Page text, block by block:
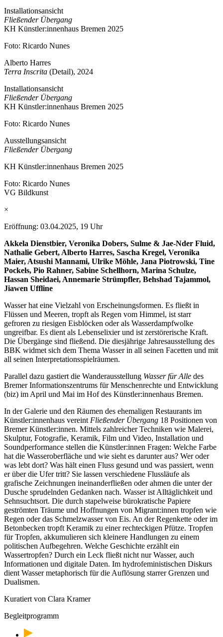
Installationsansicht
Fließender Übergang
KH Künstler:innenhaus Bremen 2025
Foto: Ricardo Nunes
Alberto Harres
Terra Inscrita (Detail), 2024
Installationsansicht
Fließender Übergang
KH Künstler:innenhaus Bremen 2025
Foto: Ricardo Nunes
Ausstellungsansicht
Fließender Übergang
KH Künstler:innenhaus Bremen 2025
Foto: Ricardo Nunes
VG Bildkunst
×
Eröffnung: 03.04.2025, 19 Uhr
Akkela Dienstbier, Veronika Dobers, Sulme & Jae-Nder Fluid,
Nathalie Gebert, Alberto Harres, Sascha Kregel, Veronika
Maier, Atsushi Mannami, Ulrike Möhle, Jana Piotrowski, Tine
Pockels, Pio Rahner, Sabine Schellhorn, Marina Schulze,
Hassan Sheidaei, Annemarie Strümpfler, Behshad Tajammol,
Jiawen Uffline
Wasser hat eine Vielzahl von Erscheinungsformen. Es fließt in
Flüssen und Meeren, tropft als Regen vom Himmel, ist starr
gefroren zu riesigen Eisblöcken oder als Wasserdampfwolke
ungreifbar. Es dient als Lebenselixier und ist zerstörerische Kraft.
Die Übergänge sind fließend. Die diesjährige Jahresausstellung des
BBK widmet sich dem Thema Wasser in all seinen Facetten und mit
all seinen Interpretationsspielräumen.
Parallel dazu gastiert die Wanderausstellung Wasser für Alle des
Bremer Informationszentrums für Menschenrechte und Entwicklung
(biz) im April und Mai im Hof des Künstler:innenhaus Bremen.
In der Galerie und den Räumen des ehemaligen Restaurants im
Künstler:innenhaus vereint Fließender Übergang 18 Positionen von
Bremer Künstler:innen. Mittels zahlreicher Techniken wie Malerei,
Skulptur, Fotografie, Keramik, Film und Video, Installation und
Soundperformance stellen die Künstler:innen Fragen: Welche Farbe
hat die Wasseroberfläche und wie sieht es darunter aus? Wer oder
was lebt dort? Was hält einen Fluss gesund und was passiert, wenn
er über die Ufer tritt? Sie lassen verschiedene Flussläufe als
grafische Zeichnungen ineinanderfließen oder ahmen die unter der
Dusche sprudelnden Gedanken nach. Wasser ist Alltäglichkeit und
Sehnsuchtsort. Die durch stapelweise bürokratische Papiere
geströmten Träume und Hoffnungen von Migrant:innen tropfen wie
Regen oder das Schmelzwasser von Eis. An der Regenkette oder im
Betonbecken tropft Keramik zu einer rechteckigen Pfütze. Tropfen
für Tropfen, akkumulieren sich kleinere Handlungen zu einem
politischen Aufbegehren. Welche Geschichte erzählt ein
Wassertropfen? Durch ein Leck fließt nicht nur Wasser, auch
Informationen und digitale Daten. Im hydrofeministischen Diskurs
dient Wasser metaphorisch für die Auflösung starrer Grenzen und
Dualismen.
Kuratiert von Clara Kramer
Begleitprogramm